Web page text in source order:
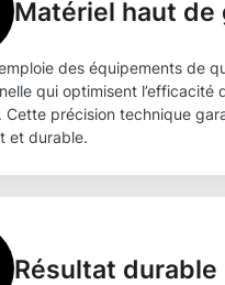
Matériel haut de
des équipements de
qui optimisent l’efficacité
Cette précision technique
et durable.
Résultat durable